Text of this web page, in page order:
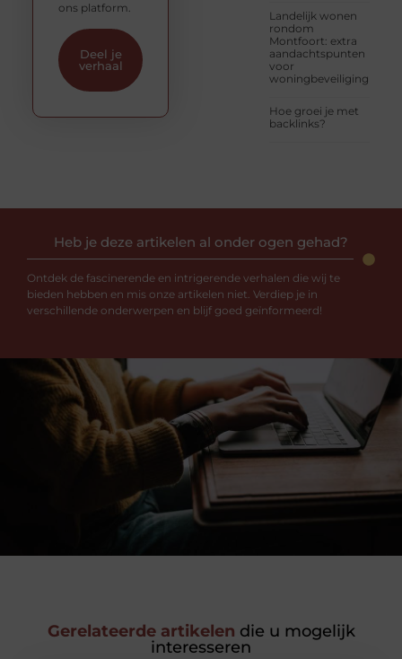
Landelijk wonen
rondom
Montfoort: extra
aandachtspunten
voor
woningbeveiliging
Hoe groei je met
backlinks?
ons platform.
Deel je
verhaal
Heb je deze artikelen al onder ogen gehad?
Ontdek de fascinerende en intrigerende verhalen die wij te
bieden hebben en mis onze artikelen niet. Verdiep je in
verschillende onderwerpen en blijf goed geïnformeerd!
Gerelateerde artikelen die u mogelijk
interesseren